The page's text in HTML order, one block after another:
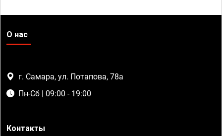
О нас
г. Самара, ул. Потапова, 78а
Пн-Сб | 09:00 - 19:00
Контакты